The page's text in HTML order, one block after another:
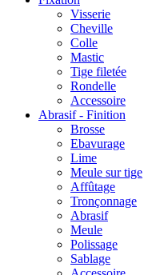
Visserie
Cheville
Colle
Mastic
Tige filetée
Rondelle
Accessoire
Abrasif - Finition
Brosse
Ebavurage
Lime
Meule sur tige
Affûtage
Tronçonnage
Abrasif
Meule
Polissage
Sablage